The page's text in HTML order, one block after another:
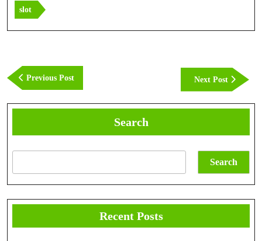
slot
navigation
Previous PostPrevious
Post
Next Post
Next
Post
Search
Search
Recent Posts